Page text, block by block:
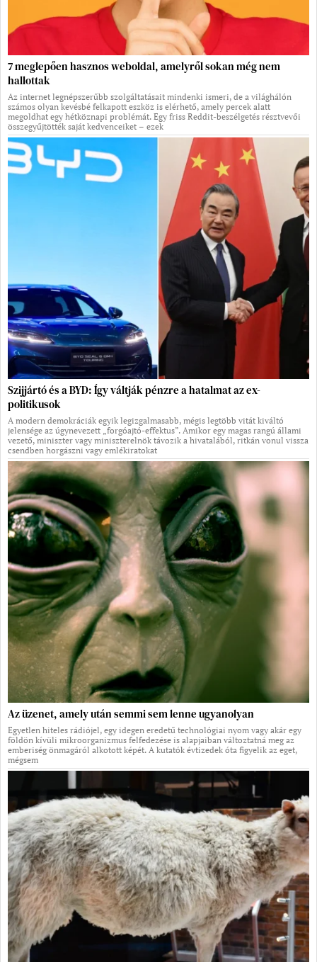
7 meglepően hasznos weboldal, amelyről sokan még nem
hallottak
Az internet legnépszerűbb szolgáltatásait mindenki ismeri, de a világhálón
számos olyan kevésbé felkapott eszköz is elérhető, amely percek alatt
megoldhat egy hétköznapi problémát. Egy friss Reddit-beszélgetés résztvevői
összegyűjtötték saját kedvenceiket – ezek
Szijjártó és a BYD: Így váltják pénzre a hatalmat az ex-
politikusok
A modern demokráciák egyik legizgalmasabb, mégis legtöbb vitát kiváltó
jelensége az úgynevezett „forgóajtó-effektus”. Amikor egy magas rangú állami
vezető, miniszter vagy miniszterelnök távozik a hivatalából, ritkán vonul vissza
csendben horgászni vagy emlékiratokat
Az üzenet, amely után semmi sem lenne ugyanolyan
Egyetlen hiteles rádiójel, egy idegen eredetű technológiai nyom vagy akár egy
földön kívüli mikroorganizmus felfedezése is alapjaiban változtatná meg az
emberiség önmagáról alkotott képét. A kutatók évtizedek óta figyelik az eget,
mégsem